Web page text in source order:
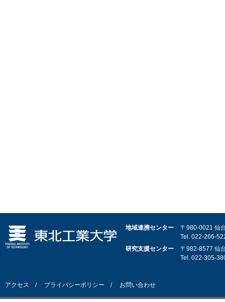
地域連携センター
〒980-0021 仙
Tel. 022-266-
研究支援センター
〒982-8577 仙
Tel. 022-305-
アクセス プライバシーポリシー お問い合わせ